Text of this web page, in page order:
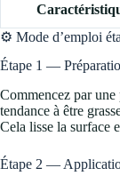
⚙️ Mode d’emploi
Étape 1 —
Commencez par une
tendance à être
Cela lisse la surface
Étape 2 —